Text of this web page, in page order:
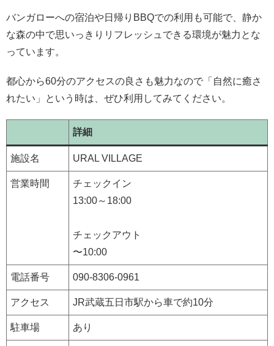
バンガローへの宿泊や日帰りBBQでの利用も可能で、静か
な森の中で思いっきりリフレッシュできる環境が魅力とな
っています。
都心から60分のアクセスの良さも魅力なので「自然に癒さ
れたい」という時は、ぜひ利用してみてください。
詳細
施設名 URAL VILLAGE
営業時間
チェックイン
13:00～18:00
チェックアウト
〜10:00
電話番号 090-8306-0961
アクセス JR武蔵五日市駅から車で約10分
駐車場 あり